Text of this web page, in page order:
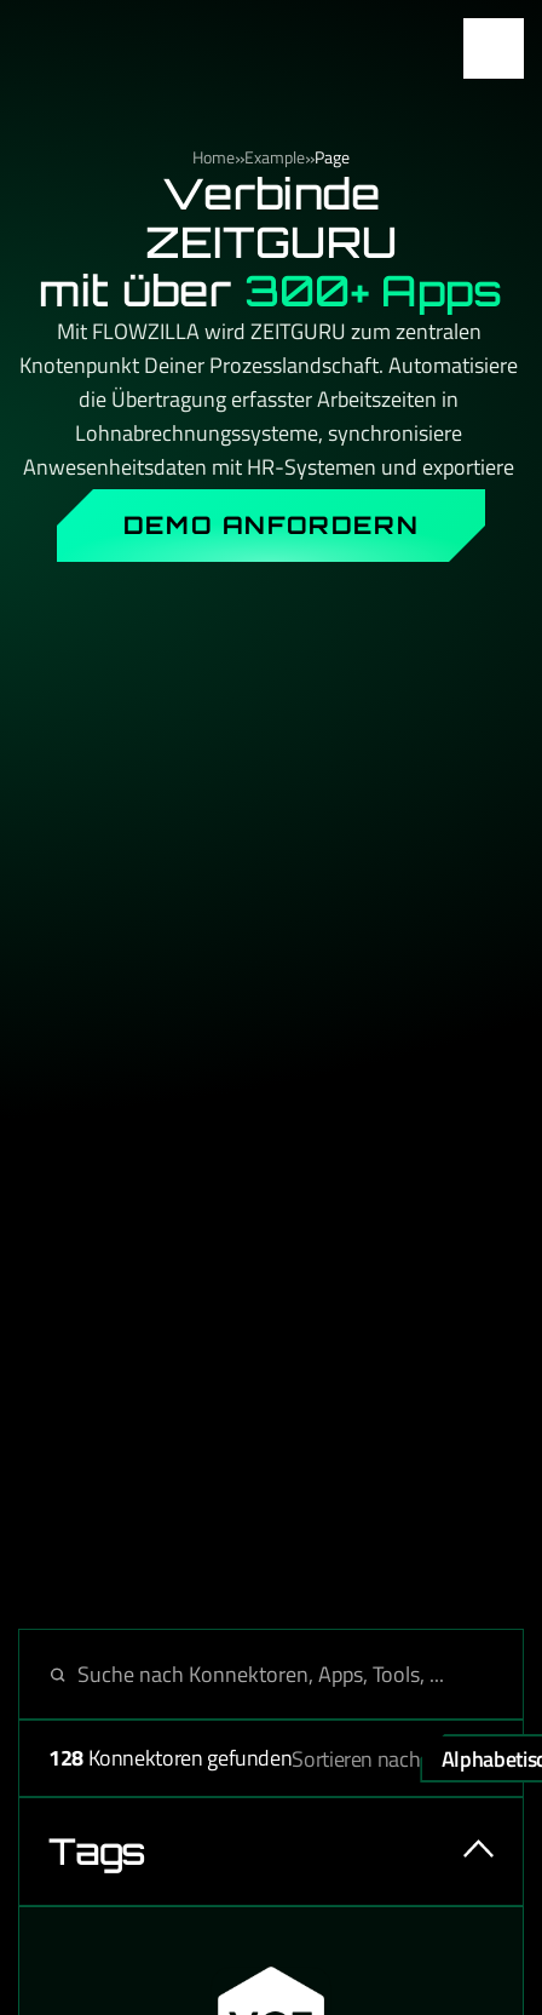
Home»Example»Page
Verbinde
ZEITGURU
mit über 300+ Apps
Mit FLOWZILLA wird ZEITGURU zum zentralen
Knotenpunkt Deiner Prozesslandschaft. Automatisiere
die Übertragung erfasster Arbeitszeiten in
Lohnabrechnungssysteme, synchronisiere
Anwesenheitsdaten mit HR-Systemen und exportiere
Zeitberichte automatisch für das Controlling. Kein API-
Limit, kein Aufpreis beim Skalieren – und immer ein
persönlicher Ansprechpartner, der Dein Setup kennt.
DEMO ANFORDERN
128Konnektoren gefundenSortieren nach
Tags